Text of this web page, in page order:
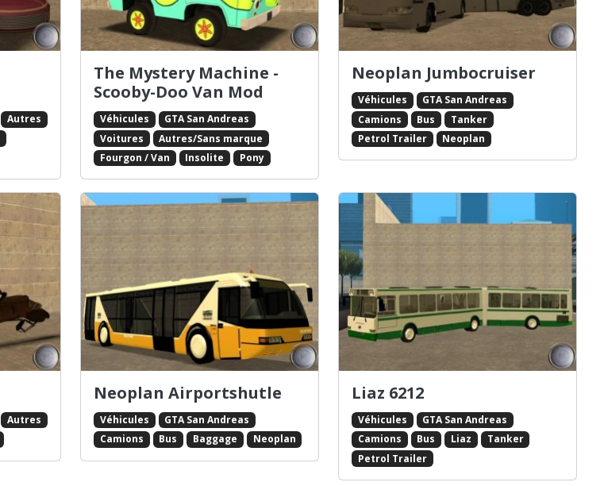
Autres
The Mystery Machine -
Scooby-Doo Van Mod
Véhicules
GTA San Andreas
Voitures
Autres/Sans marque
Fourgon / Van
Insolite Pony
Neoplan Jumbocruiser
Véhicules
GTA San Andreas
Camions
Bus
Tanker
Petrol Trailer
Neoplan
Autres
Neoplan Airportshutle
Véhicules
GTA San Andreas
Camions
Bus Baggage Neoplan
Liaz 6212
Véhicules
GTA San Andreas
Camions
Bus Liaz
Tanker
Petrol Trailer